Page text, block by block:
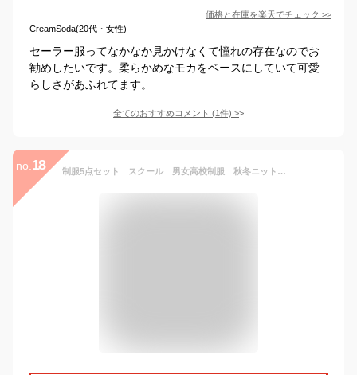
価格と在庫を楽天でチェック >>
CreamSoda(20代・女性)
セーラー服ってなかなか見かけなくて憧れの存在なのでお
勧めしたいです。柔らかめなモカをベースにしていて可愛
らしさがあふれてます。
全てのおすすめコメント (1件) >
no. 18 制服5点セット スクール 男女高校制服 秋冬ニットベスト 学生服女の子スーツ コスプレ 学生服女の子スーツ 高品質 男の子スーツ 高校生制服/卒業式/入学式/発表会 コスプレ制服 JK制服 秋冬学生服 制服 コスプレ衣装 コスプレ 上下セット XS-5XL